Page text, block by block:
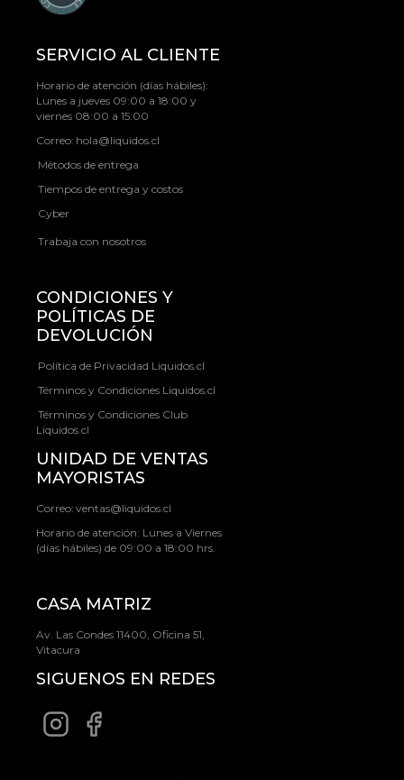
SERVICIO AL CLIENTE
Horario de atención (días hábiles):
Lunes a jueves 09:00 a 18:00 y
viernes 08:00 a 15:00
Correo: hola@liquidos.cl
Métodos de entrega
Tiempos de entrega y costos
Cyber
Trabaja con nosotros
CONDICIONES Y
POLÍTICAS DE
DEVOLUCIÓN
Política de Privacidad Liquidos.cl
Términos y Condiciones Liquidos.cl
Términos y Condiciones Club
Liquidos.cl
UNIDAD DE VENTAS
MAYORISTAS
Correo: ventas@liquidos.cl
Horario de atención: Lunes a Viernes
(días hábiles) de 09:00 a 18:00 hrs.
CASA MATRIZ
Av. Las Condes 11400, Oficina 51,
Vitacura
SIGUENOS EN REDES